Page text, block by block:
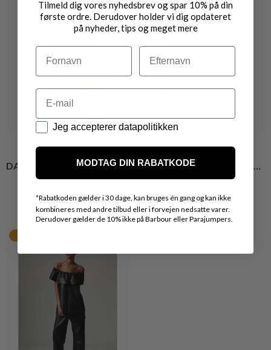
DAY BIRGER ET MIKKELSEN
DAYTIMO COTTALINE BUKS
DAY BIRGER ET MIKKELSEN
LIRA OFF SHOULDER BLUSE
Tilmeld dig vores nyhedsbrev og spar 10% på din
første ordre. Derudover holder vi dig opdateret
på nyheder, tips og meget mere
Navn Efternavn
Email
Datapolitik
Jeg accepterer datapolitikken
MODTAG DIN RABATKODE
*Rabatkoden gælder i 30 dage, kan bruges én gang og kan ikke
kombineres med andre tilbud eller i forvejen nedsatte varer.
Derudover gælder de 10% ikke på Barbour eller Parajumpers.